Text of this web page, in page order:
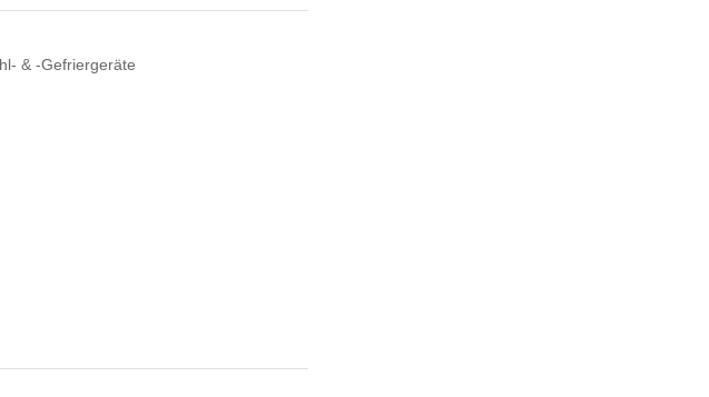
& -Gefriergeräte